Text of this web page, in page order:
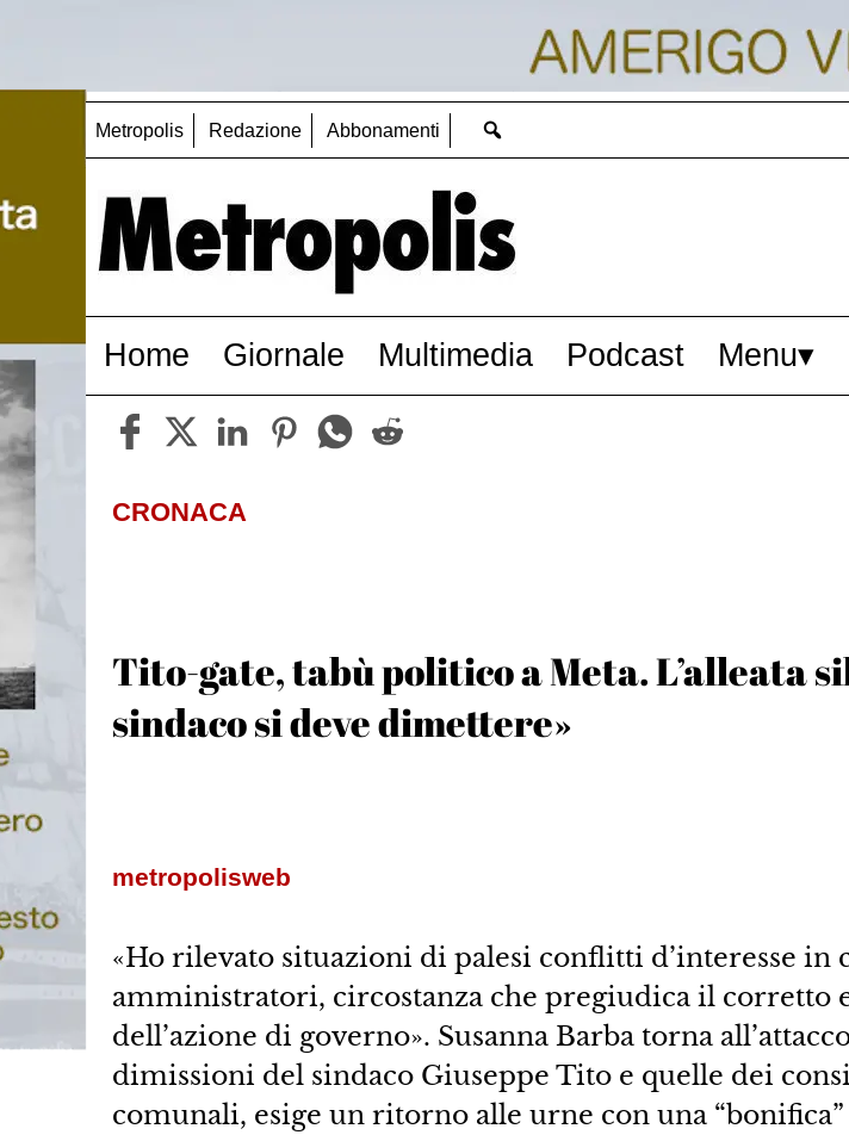
Metropolis Redazione Abbonamenti
Home Giornale Multimedia Podcast Menu
CRONACA
Tito-gate, tabù politico a Meta. L’alleata
sindaco si deve dimettere»
metropolisweb
«Ho rilevato situazioni di palesi conflitti d’interesse in
amministratori, circostanza che pregiudica il corretto
dell’azione di governo». Susanna Barba torna
dimissioni del sindaco Giuseppe Tito e quelle dei
comunali, esige un ritorno alle urne con una “bonifica”